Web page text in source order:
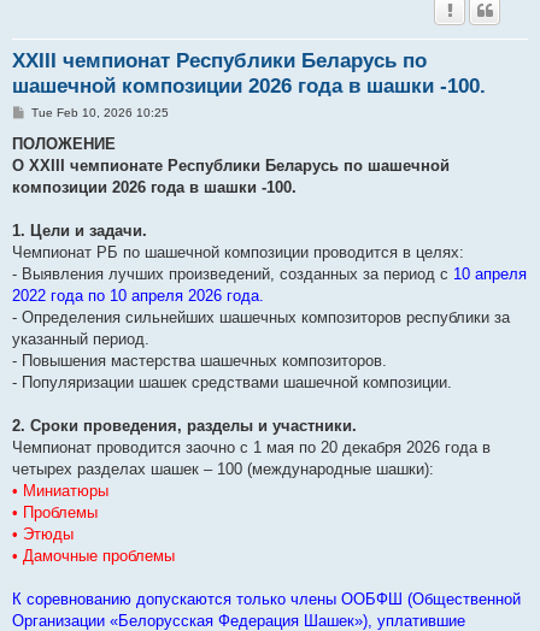
XXIII чемпионат Республики Беларусь по
шашечной композиции 2026 года в шашки -100.
P
s
Tue Feb 10, 2026 10:25
ПОЛОЖЕНИЕ
О XXIII чемпионате Республики Беларусь по шашечной
композиции 2026 года в шашки -100.
1. Цели и задачи.
Чемпионат РБ по шашечной композиции проводится в целях:
- Выявления лучших произведений, созданных за период с 10 апреля
2022 года по 10 апреля 2026 года.
- Определения сильнейших шашечных композиторов республики за
указанный период.
- Повышения мастерства шашечных композиторов.
- Популяризации шашек средствами шашечной композиции.
2. Сроки проведения, разделы и участники.
Чемпионат проводится заочно с 1 мая по 20 декабря 2026 года в
четырех разделах шашек – 100 (международные шашки):
• Миниатюры
• Проблемы
• Этюды
• Дамочные проблемы
К соревнованию допускаются только члены ООБФШ (Общественной
Организации «Белорусская Федерация Шашек»), уплатившие